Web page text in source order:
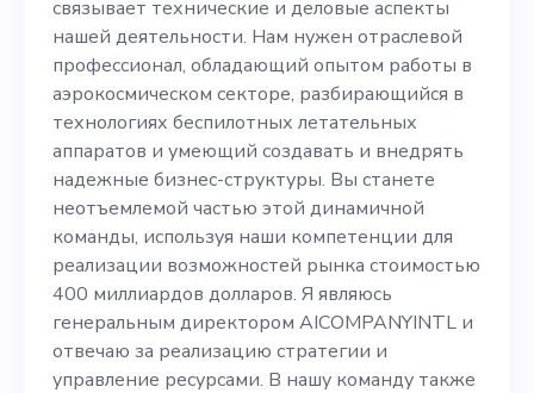
данных. Являясь
соучредителем
AICOMPANYINTL, ваша
роль связывает
технические и деловые
аспекты нашей
деятельности. Нам нужен
отраслевой профессионал,
связывает технические и деловые аспекты
нашей деятельности. Нам нужен отраслевой
профессионал, обладающий опытом работы в
аэрокосмическом секторе, разбирающийся в
технологиях беспилотных летательных
аппаратов и умеющий создавать и внедрять
надежные бизнес-структуры. Вы станете
неотъемлемой частью этой динамичной
команды, используя наши компетенции для
реализации возможностей рынка стоимостью
400 миллиардов долларов. Я являюсь
генеральным директором AICOMPANYINTL и
отвечаю за реализацию стратегии и
управление ресурсами. В нашу команду также